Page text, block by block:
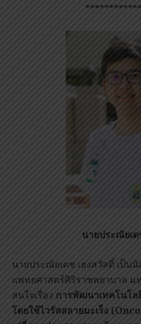
นายประณัยเด
นายประณัยเดช เฮงสวัสดิ์ เป็
แพทยศาสตร์ศิริราชพยาบาล
สนใจเรื่อง การพัฒนาเทคโนโ
โดยใช้ไวรัสสลายมะเร็ง (